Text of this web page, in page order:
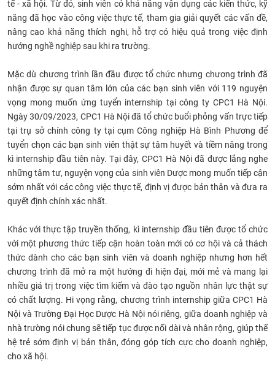
tế - xã hội. Từ đó, sinh viên có khả năng vận dụng các kiến thức, kỹ
năng đã học vào công việc thực tế, tham gia giải quyết các vấn đề,
nâng cao khả năng thích nghi, hỗ trợ có hiệu quả trong việc định
hướng nghề nghiệp sau khi ra trường.
Mặc dù chương trình lần đầu được tổ chức nhưng chương trình đã
nhận được sự quan tâm lớn của các bạn sinh viên với 119 nguyện
vọng mong muốn ứng tuyển internship tại công ty CPC1 Hà Nội.
Ngày 30/09/2023, CPC1 Hà Nội đã tổ chức buổi phỏng vấn trực tiếp
tại trụ sở chính công ty tại cụm Công nghiệp Hà Bình Phương để
tuyển chọn các bạn sinh viên thật sự tâm huyết và tiềm năng trong
kì internship đầu tiên này. Tại đây, CPC1 Hà Nội đã được lắng nghe
những tâm tư, nguyện vọng của sinh viên Dược mong muốn tiếp cận
sớm nhất với các công việc thực tế, định vị được bản thân và đưa ra
quyết định chính xác nhất.
Khác với thực tập truyền thống, kì internship đầu tiên được tổ chức
với một phương thức tiếp cận hoàn toàn mới có cơ hội và cả thách
thức dành cho các bạn sinh viên và doanh nghiệp nhưng hơn hết
chương trình đã mở ra một hướng đi hiện đại, mới mẻ và mang lại
nhiều giá trị trong việc tìm kiếm và đào tạo nguồn nhân lực thật sự
có chất lượng. Hi vọng rằng, chương trình internship giữa CPC1 Hà
Nội và Trường Đại Học Dược Hà Nội nói riêng, giữa doanh nghiệp và
nhà trường nói chung sẽ tiếp tục được nối dài và nhân rộng, giúp thế
hệ trẻ sớm định vị bản thân, đóng góp tích cực cho doanh nghiệp,
cho xã hội.